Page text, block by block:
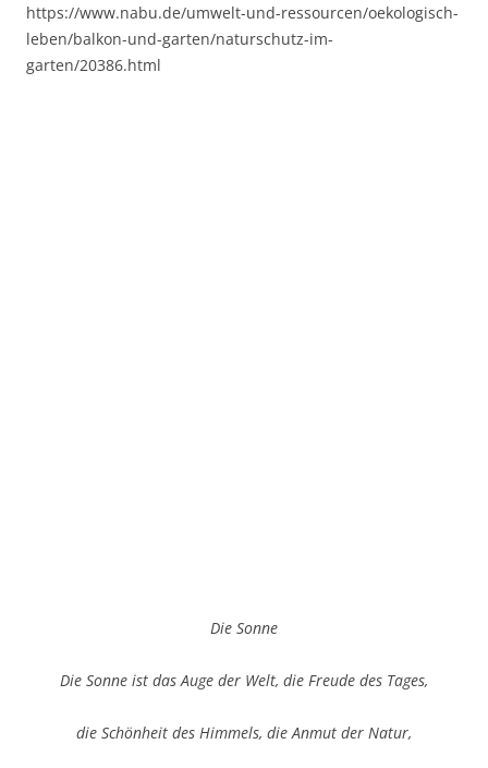
https://www.nabu.de/umwelt-und-ressourcen/oekologisch-
leben/balkon-und-garten/naturschutz-im-
garten/20386.html
Die Sonne
Die Sonne ist das Auge der Welt, die Freude des Tages,
die Schönheit des Himmels, die Anmut der Natur,